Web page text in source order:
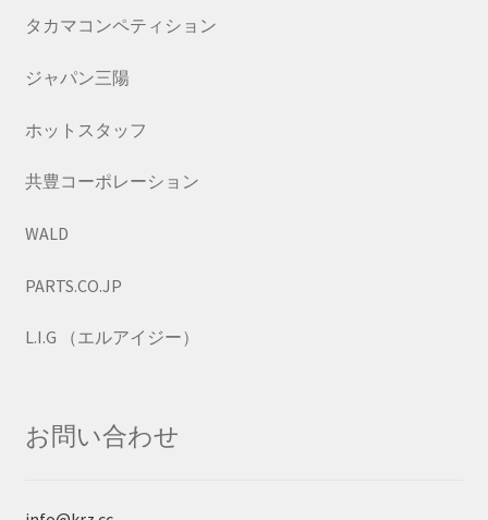
タカマコンペティション
ジャパン三陽
ホットスタッフ
共豊コーポレーション
WALD
PARTS.CO.JP
L.I.G （エルアイジー）
お問い合わせ